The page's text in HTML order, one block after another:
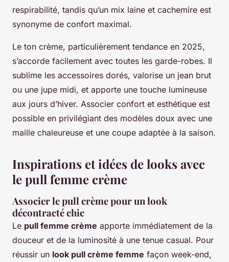
respirabilité, tandis qu’un mix laine et cachemire est
synonyme de confort maximal.
Le ton crème, particulièrement tendance en 2025,
s’accorde facilement avec toutes les garde-robes. Il
sublime les accessoires dorés, valorise un jean brut
ou une jupe midi, et apporte une touche lumineuse
aux jours d’hiver. Associer confort et esthétique est
possible en privilégiant des modèles doux avec une
maille chaleureuse et une coupe adaptée à la saison.
Inspirations et idées de looks avec
le pull femme crème
Associer le pull crème pour un look
décontracté chic
Le pull femme crème apporte immédiatement de la
douceur et de la luminosité à une tenue casual. Pour
réussir un look pull crème femme façon week-end,